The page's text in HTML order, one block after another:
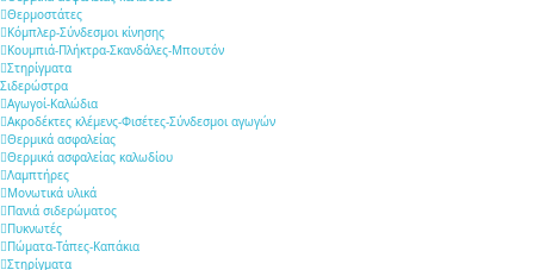
Θερμοστάτες
Κόμπλερ-Σύνδεσμοι κίνησης
Κουμπιά-Πλήκτρα-Σκανδάλες-Μπουτόν
Στηρίγματα
Σιδερώστρα
Αγωγοί-Καλώδια
Ακροδέκτες κλέμενς-Φισέτες-Σύνδεσμοι αγωγών
Θερμικά ασφαλείας
Θερμικά ασφαλείας καλωδίου
Λαμπτήρες
Μονωτικά υλικά
Πανιά σιδερώματος
Πυκνωτές
Πώματα-Τάπες-Καπάκια
Στηρίγματα